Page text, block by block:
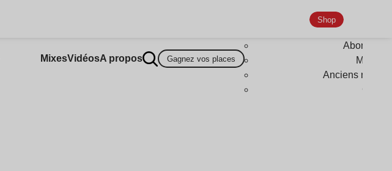
MixesVidéosA propos Gagnez vos places
Shop
Anciens